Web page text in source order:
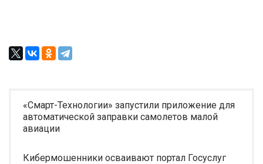
«Смарт-Технологии» запустили приложение для
автоматической заправки самолетов малой
авиации
Кибермошенники осваивают портал Госуслуг